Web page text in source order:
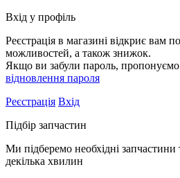
Вхід у профіль
Реєстрація в магазині відкриє вам
можливостей, а також знижок.
Якщо ви забули пароль,
відновлення пароля
Реєстрація Вхід
Підбір запчастин
Ми підберемо необхідні запчастини
декілька хвилин